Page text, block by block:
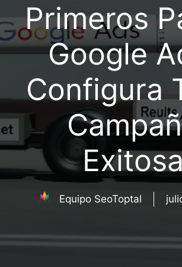
Primeros
Google
Configura
Equipo SeoToptal